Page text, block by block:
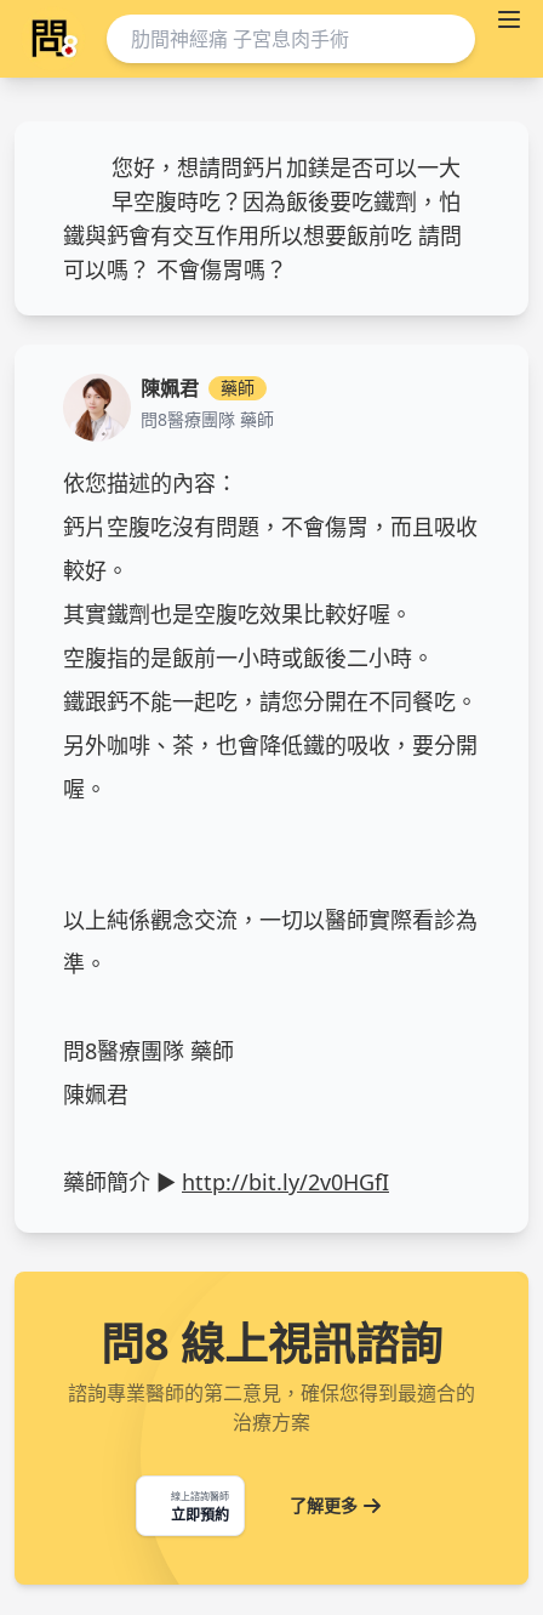
您好，想請問鈣片加鎂是否可以一大
早空腹時吃？因為飯後要吃鐵劑，怕
鐵與鈣會有交互作用所以想要飯前吃 請問
可以嗎？ 不會傷胃嗎？
陳姵君
藥師
問8醫療團隊 藥師
依您描述的內容：
鈣片空腹吃沒有問題，不會傷胃，而且吸收
較好。
其實鐵劑也是空腹吃效果比較好喔。
空腹指的是飯前一小時或飯後二小時。
鐵跟鈣不能一起吃，請您分開在不同餐吃。
另外咖啡、茶，也會降低鐵的吸收，要分開
喔。
以上純係觀念交流，一切以醫師實際看診為
準。
問8醫療團隊 藥師
陳姵君
藥師簡介 ► http://bit.ly/2v0HGfI
問8 線上視訊諮詢
諮詢專業醫師的第二意見，確保您得到最適合的
治療方案
線上諮詢醫師
立即預約 了解更多